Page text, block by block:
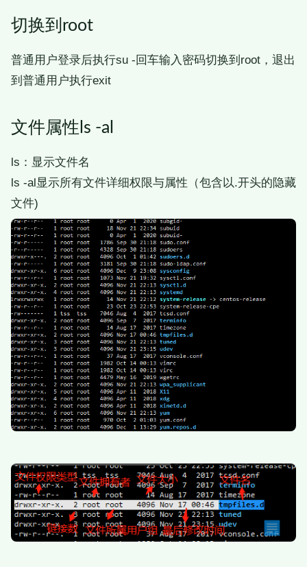
切换到root
普通用户登录后执行su -回车输入密码切换到root，退出
到普通用户执行exit
文件属性ls -al
ls：显示文件名
ls -al显示所有文件详细权限与属性（包含以.开头的隐藏
文件)